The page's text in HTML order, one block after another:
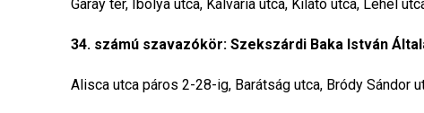
Garay tér, Ibolya utca, Kálvária utca, Kilátó utca, Lehel
34. számú szavazókör: Szekszárdi Baka István
Alisca utca páros 2-28-ig, Barátság utca, Bródy Sándor